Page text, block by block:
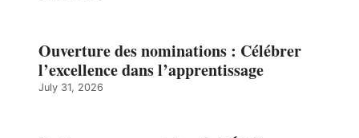
Ouverture des nominations : Célébrer
l’excellence dans l’apprentissage
July 31, 2026